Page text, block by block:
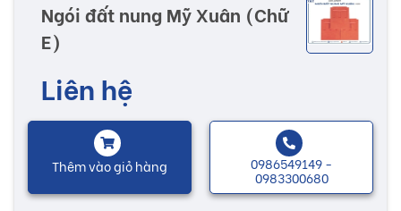
Ngói đất nung Mỹ Xuân (Chữ
E)
Liên hệ
Thêm vào giỏ hàng 0986549149 -
0983300680